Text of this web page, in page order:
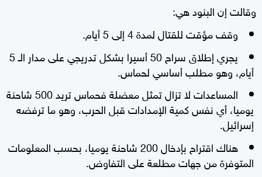
وقالت إن البنود هي:
وقف مؤقت للقتال لمدة 4 إلى 5 أيام.
يجري إطلاق سراح 50 أسيرا بشكل تدريجي على مدار الـ 5
أيام، وهو مطلب أساسي لحماس.
المساعدات لا تزال تمثل معضلة فحماس تريد 500 شاحنة
يوميا، أي نفس كمية الإمدادات قبل الحرب، وهو ما ترفضه
إسرائيل.
هناك اقتراح بإدخال 200 شاحنة يوميا، بحسب المعلومات
المتوفرة من جهات مطلعة على التفاوض.